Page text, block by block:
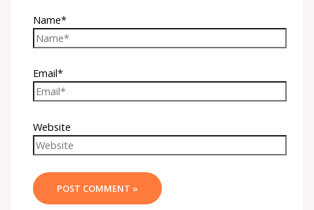
Name*
Email*
Website